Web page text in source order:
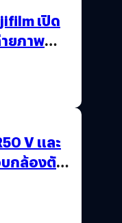
เปิด
ยภาพ
V และ
กล้องตัว